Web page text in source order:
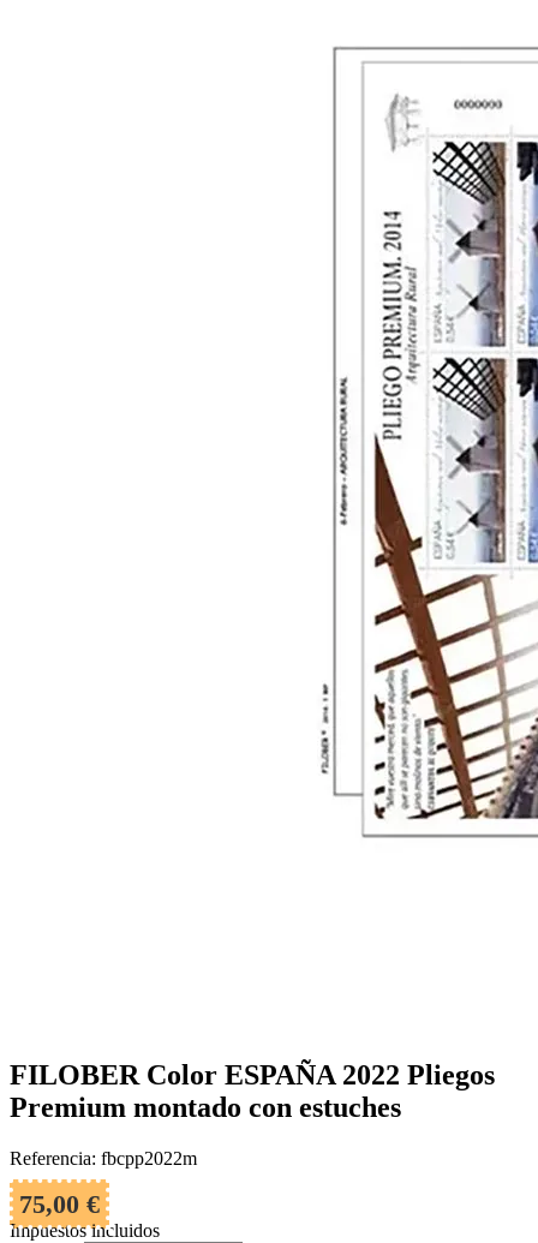
FILOBER Color ESPAÑA 2022 Pliegos
Premium montado con estuches
Referencia: fbcpp2022m
75,00 €
Impuestos incluidos